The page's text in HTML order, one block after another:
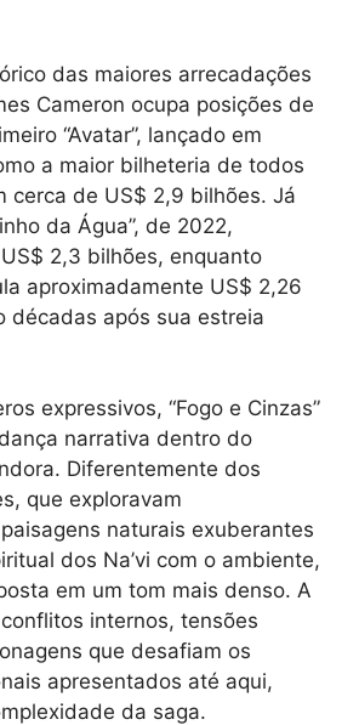
das maiores arrecadações
Cameron ocupa posições de
“Avatar”, lançado em
a maior bilheteria de todos
cerca de US$ 2,9 bilhões. Já
da Água”, de 2022,
2,3 bilhões, enquanto
aproximadamente US$ 2,26
décadas após sua estreia
expressivos, “Fogo e Cinzas”
narrativa dentro do
Diferentemente dos
que exploravam
naturais exuberantes
dos Na’vi com o ambiente,
em um tom mais denso. A
internos, tensões
que desafiam os
apresentados até aqui,
da saga.